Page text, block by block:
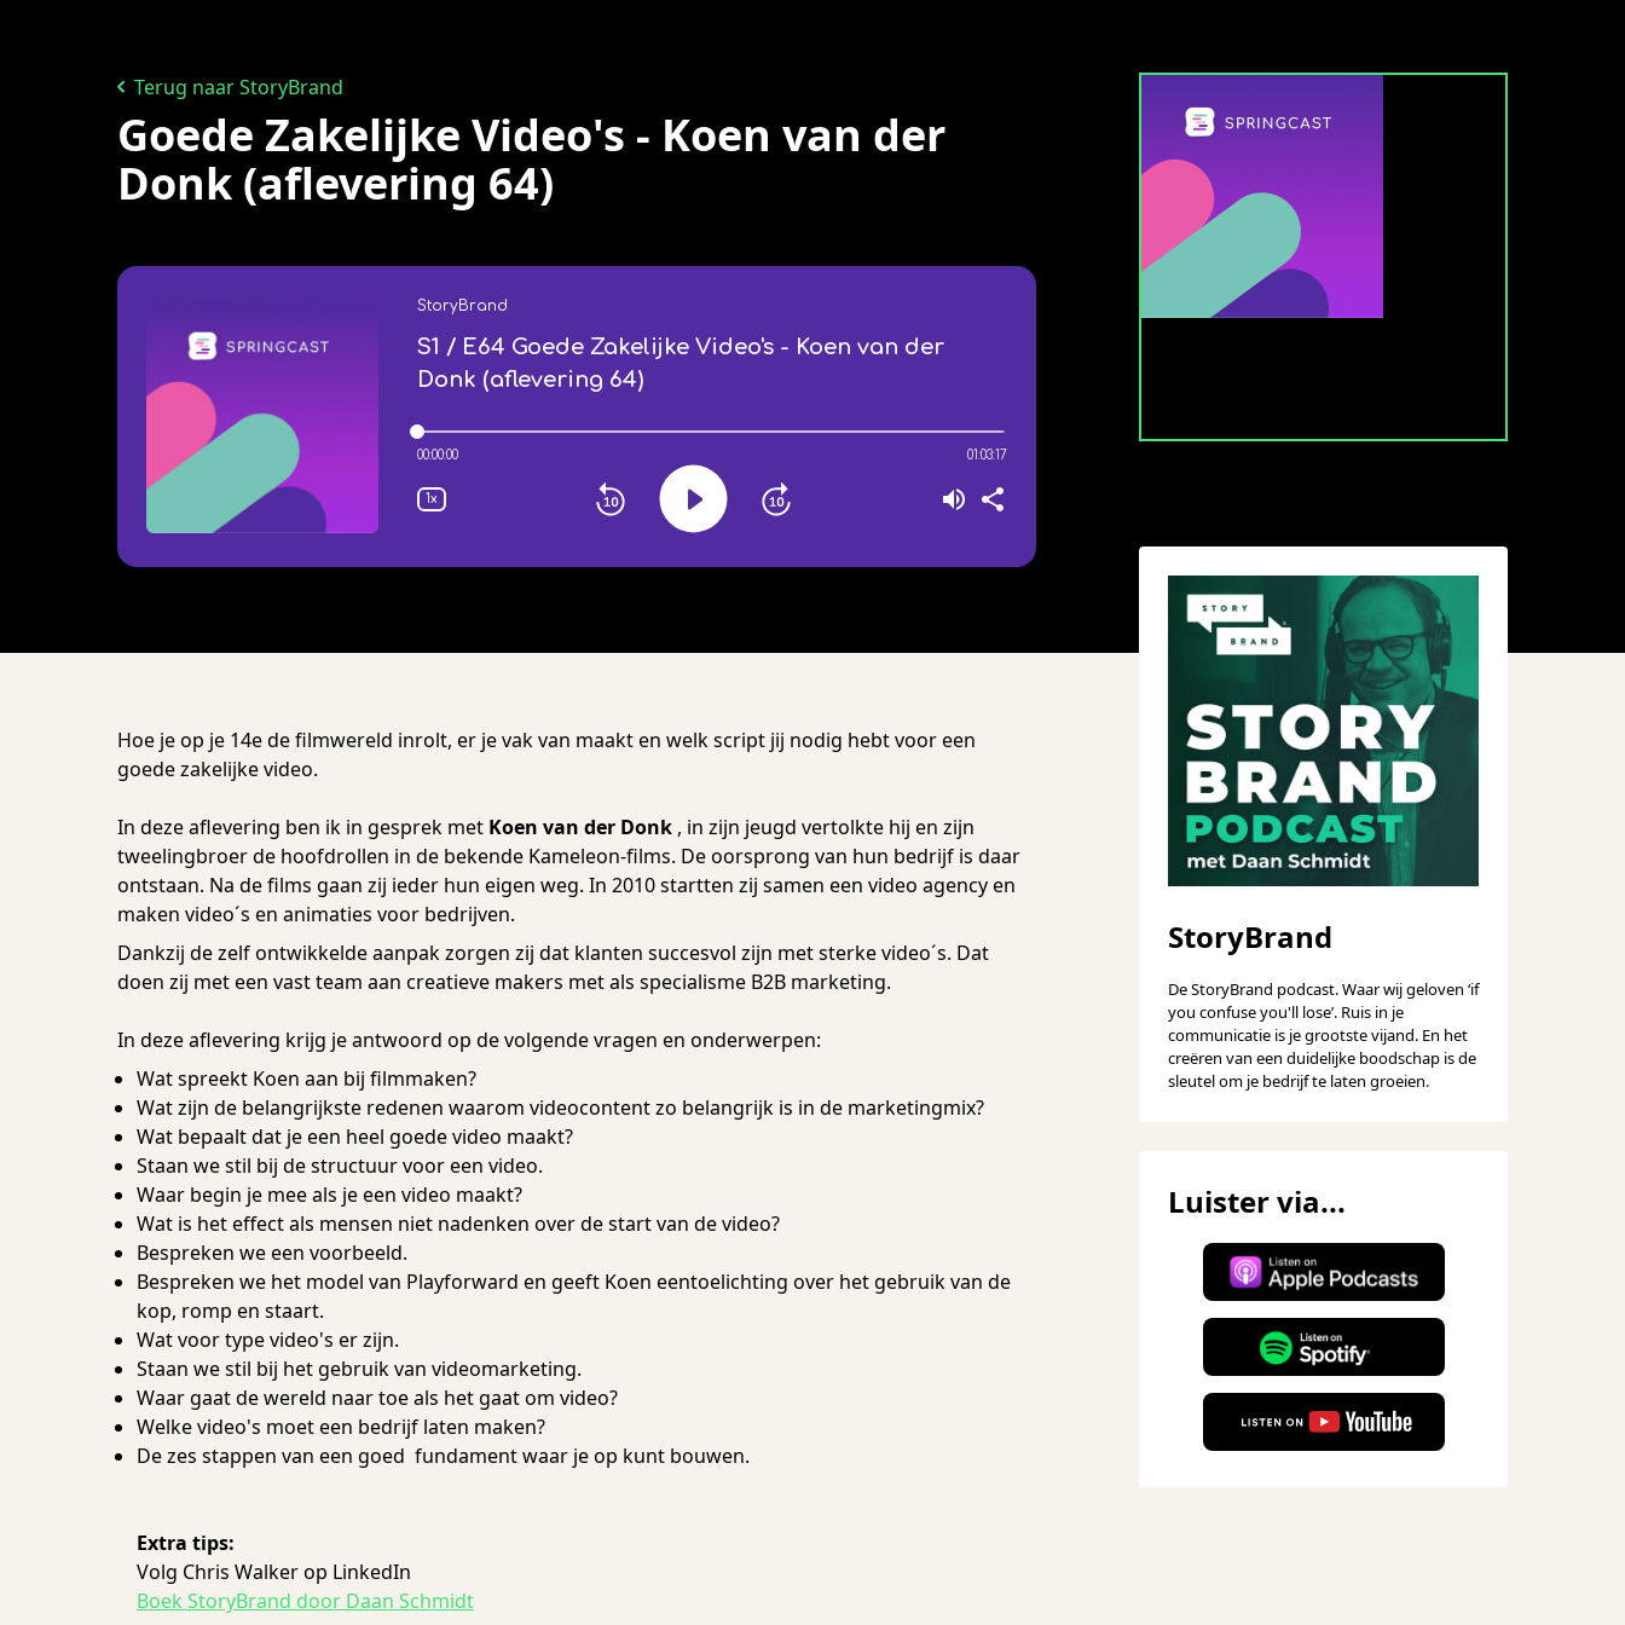
Terug naar StoryBrand
Goede Zakelijke Video's - Koen van der
Donk (aflevering 64)
Hoe je op je 14e de filmwereld inrolt, er je vak van maakt en welk script jij nodig hebt voor een
goede zakelijke video.
In deze aflevering ben ik in gesprek met Koen van der Donk , in zijn jeugd vertolkte hij en zijn
tweelingbroer de hoofdrollen in de bekende Kameleon-films. De oorsprong van hun bedrijf is daar
ontstaan. Na de films gaan zij ieder hun eigen weg. In 2010 startten zij samen een video agency en
maken video´s en animaties voor bedrijven.
Dankzij de zelf ontwikkelde aanpak zorgen zij dat klanten succesvol zijn met sterke video´s. Dat
doen zij met een vast team aan creatieve makers met als specialisme B2B marketing.
In deze aflevering krijg je antwoord op de volgende vragen en onderwerpen:
Wat spreekt Koen aan bij filmmaken?
Wat zijn de belangrijkste redenen waarom videocontent zo belangrijk is in de marketingmix?
Wat bepaalt dat je een heel goede video maakt?
Staan we stil bij de structuur voor een video.
Waar begin je mee als je een video maakt?
Wat is het effect als mensen niet nadenken over de start van de video?
Bespreken we een voorbeeld.
Bespreken we het model van Playforward en geeft Koen eentoelichting over het gebruik van de
kop, romp en staart.
Wat voor type video's er zijn.
Staan we stil bij het gebruik van videomarketing.
Waar gaat de wereld naar toe als het gaat om video?
Welke video's moet een bedrijf laten maken?
De zes stappen van een goed fundament waar je op kunt bouwen.
Extra tips:
Volg Chris Walker op LinkedIn
Boek StoryBrand door Daan Schmidt
StoryBrand
De StoryBrand podcast. Waar wij geloven ‘if
you confuse you'll lose’. Ruis in je
communicatie is je grootste vijand. En het
creëren van een duidelijke boodschap is de
sleutel om je bedrijf te laten groeien.
Luister via...